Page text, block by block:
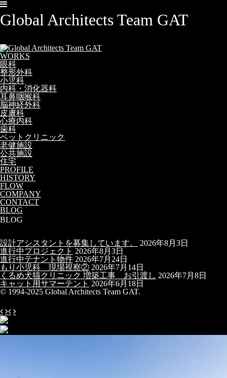
Global Architects Team GAT
WORKS
眼科
整形外科
小児科
内科・消化器科
耳鼻咽喉科
脳神経外科
皮膚科
心療内科
歯科
ペットクリニック
老健施設
公共施設
住宅
PROFILE
HISTORY
FLOW
COMPANY
CONTACT
BLOG
BLOG
設計アシスタントを募集しています。
2026年8月3日
進行中プロジェクト 2026年8月3日
進行中テナント物件 2026年7月24日
もり小児科 現場視察② 2026年7月14日
くるめ犬猫クリニック 増築工事 お引渡し 2026年7月8日
キャット用サマーテント 2026年6月18日
© 1994-2025 Global Architects Team GAT.